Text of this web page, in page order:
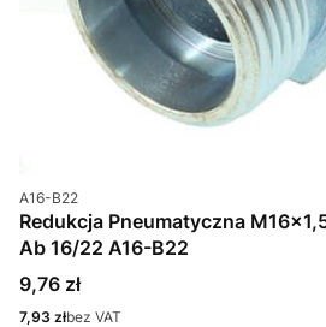
Kod produktu
A16-B22
Redukcja Pneumatyczna
Ab 16/22 A16-B22
Cena
9,76 zł
Cena
7,93 złbez VAT